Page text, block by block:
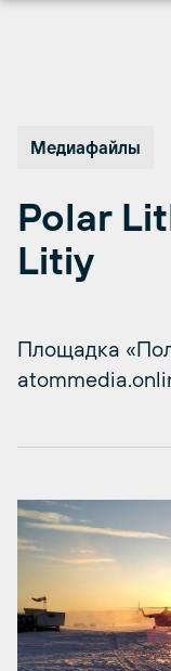
Медиафайлы
Polar
Litiy
Площадка